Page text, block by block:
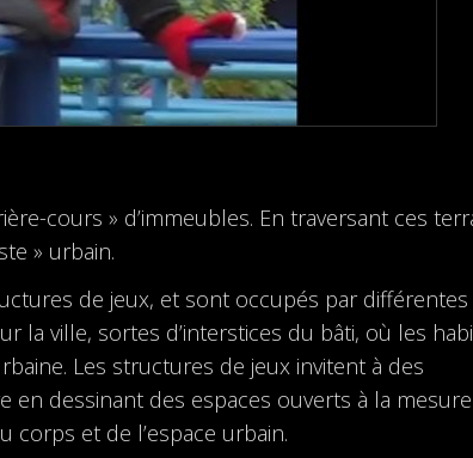
cours » d’immeubles. En traversant ces
» urbain.
de jeux, et sont occupés par différentes
la ville, sortes d’interstices du bâti, où les
Les structures de jeux invitent à des
dessinant des espaces ouverts à la
corps et de l’espace urbain.